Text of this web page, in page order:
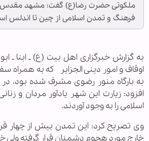
ملکوتی حضرت رضا(ع) گفت: مشهد مقدس
فرهنگ و تمدن اسلامی از چین تا اندلس
به گزارش خبرگزاری اهل بیت (ع) ـ ابنا ـ
اوقاف و امور دینی الجزایر که به همراه
به بارگاه منور رضوی مشرف شده بود، در
افزود: زیارت این شهر یادآور مردان و
اسلامی را به وجود آوردند.
وی تصریح کرد: این تمدن بیش از چهار
خارج مورد هجوم دشمنان قرار گرفته ولی